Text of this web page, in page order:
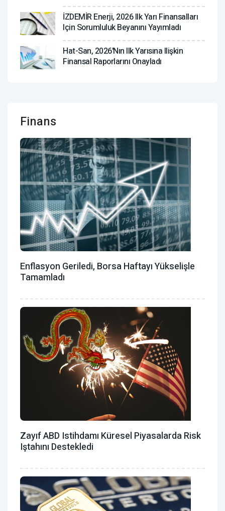
İZDEMİR Enerji, 2026 Ilk Yarı Finansalları
Için Sorumluluk Beyanını Yayımladı
Hat-San, 2026'nın Ilk Yarısına Ilişkin
Finansal Raporlarını Onayladı
Finans
Enflasyon Geriledi, Borsa Haftayı Yükselişle
Tamamladı
Zayıf ABD Istihdamı Küresel Piyasalarda Risk
Iştahını Destekledi